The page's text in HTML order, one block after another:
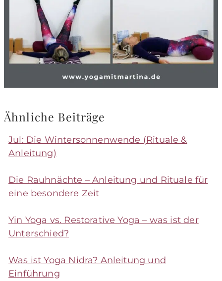
Ähnliche Beiträge
Jul: Die Wintersonnenwende (Rituale &
Anleitung)
Die Rauhnächte – Anleitung und Rituale für
eine besondere Zeit
Yin Yoga vs. Restorative Yoga – was ist der
Unterschied?
Was ist Yoga Nidra? Anleitung und
Einführung